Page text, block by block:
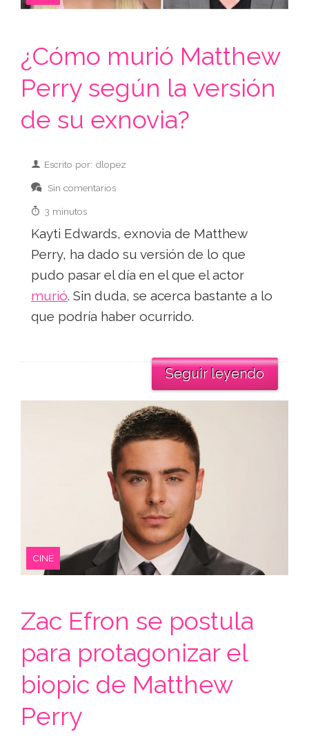
¿Cómo murió Matthew
Perry según la versión
de su exnovia?
Escrito por: dlopez
Sin comentarios
3 minutos
Kayti Edwards, exnovia de Matthew
Perry, ha dado su versión de lo que
pudo pasar el día en el que el actor
murió. Sin duda, se acerca bastante a lo
que podría haber ocurrido.
Seguir leyendo
CINE
Zac Efron se postula
para protagonizar el
biopic de Matthew
Perry